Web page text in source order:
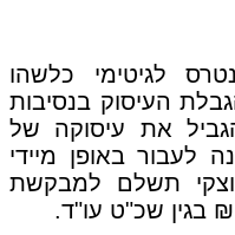
לגיטימי כלשהו
העיסוק בנסיבות
את עיסוקה של
לעבור באופן מיידי
תשלם למבקשת